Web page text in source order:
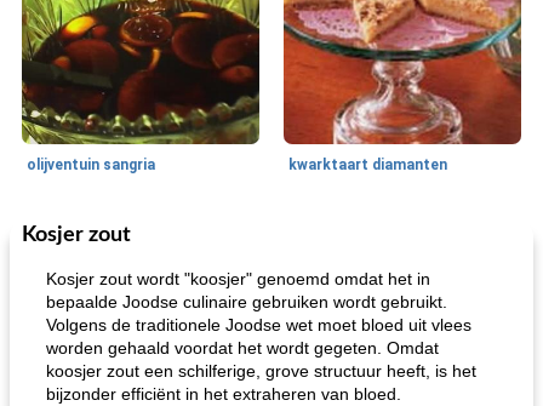
olijventuin sangria kwarktaart diamanten
Feestdagen en evenementen
Kosjer zout
Kosjer zout wordt "koosjer" genoemd omdat het in
bepaalde Joodse culinaire gebruiken wordt gebruikt.
Volgens de traditionele Joodse wet moet bloed uit vlees
worden gehaald voordat het wordt gegeten. Omdat
koosjer zout een schilferige, grove structuur heeft, is het
bijzonder efficiënt in het extraheren van bloed.